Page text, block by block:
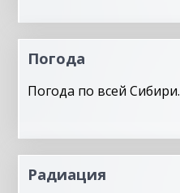
Погода
Погода по всей Сибири.
Радиация